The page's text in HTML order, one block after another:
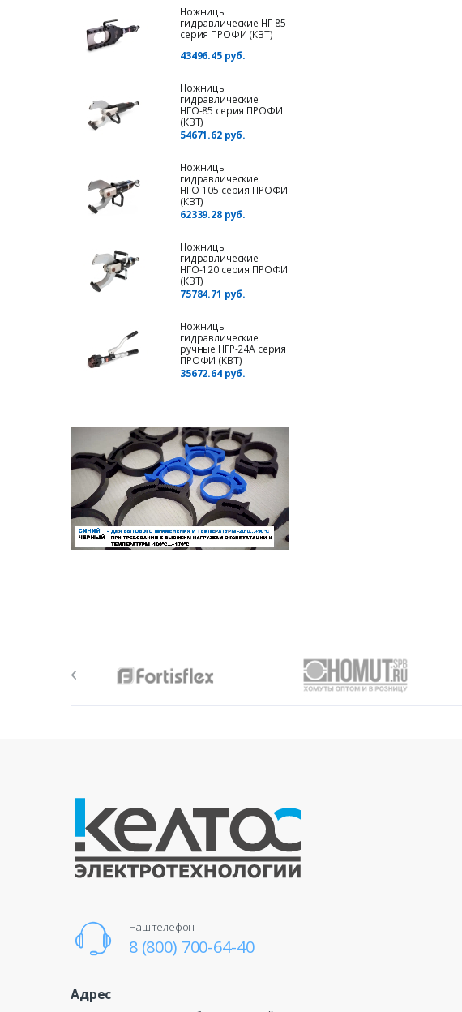
Ножницы
гидравлические НГ-85
серия ПРОФИ (КВТ)
43496.45 руб.
Ножницы
гидравлические
НГО-85 серия ПРОФИ
(КВТ)
54671.62 руб.
Ножницы
гидравлические
НГО-105 серия ПРОФИ
(КВТ)
62339.28 руб.
Ножницы
гидравлические
НГО-120 серия ПРОФИ
(КВТ)
75784.71 руб.
Ножницы
гидравлические
ручные НГР-24A серия
ПРОФИ (КВТ)
35672.64 руб.
Наш телефон
8 (800) 700-64-40
Адрес